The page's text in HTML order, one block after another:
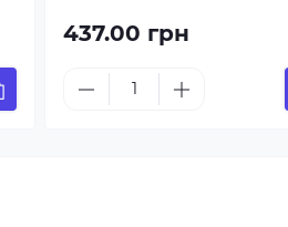
437.00 грн